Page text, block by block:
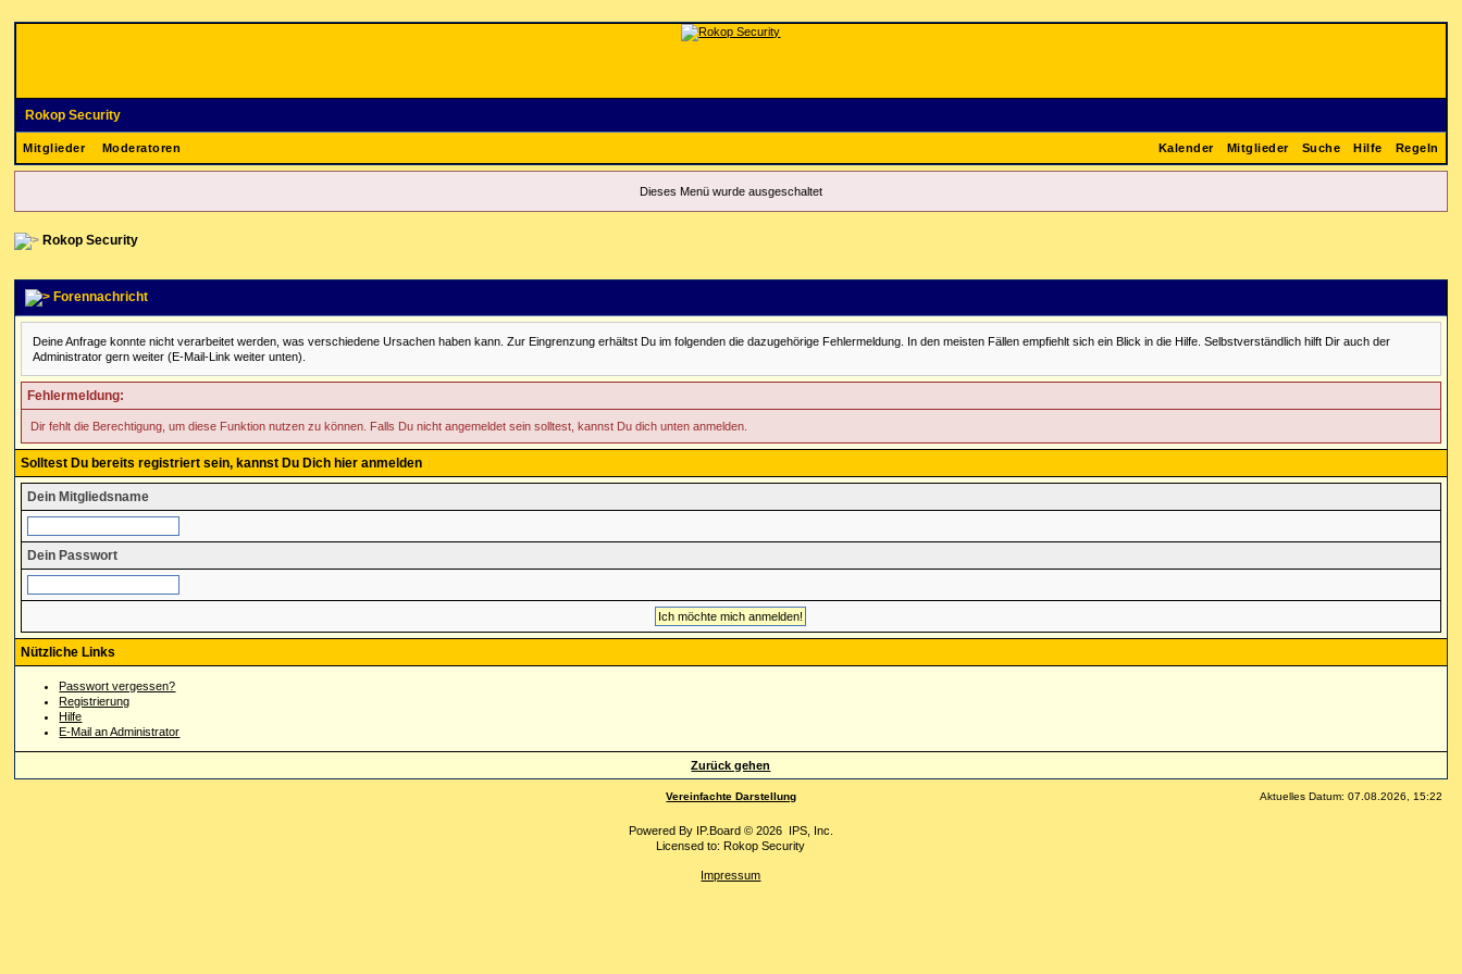
Rokop Security
Mitglieder Moderatoren Regeln
Hilfe
Suche
Mitglieder
Kalender
Dieses Menü wurde ausgeschaltet
Rokop Security
Forennachricht
Deine Anfrage konnte nicht verarbeitet werden, was verschiedene Ursachen haben kann. Zur Eingrenzung erhältst Du im folgenden die dazugehörige Fehlermeldung. In den meisten Fällen empfiehlt sich ein Blick in die Hilfe. Selbstverständlich hilft Dir auch der
Administrator gern weiter (E-Mail-Link weiter unten).
Fehlermeldung:
Dir fehlt die Berechtigung, um diese Funktion nutzen zu können. Falls Du nicht angemeldet sein solltest, kannst Du dich unten anmelden.
Solltest Du bereits registriert sein, kannst Du Dich hier anmelden
Dein Mitgliedsname
Dein Passwort
Nützliche Links
Passwort vergessen?
Registrierung
Hilfe
E-Mail an Administrator
Zurück gehen
Vereinfachte Darstellung Aktuelles Datum: 07.08.2026, 15:22
Powered By IP.Board© 2026 IPS, Inc
Licensed to: Rokop Security
Impressum